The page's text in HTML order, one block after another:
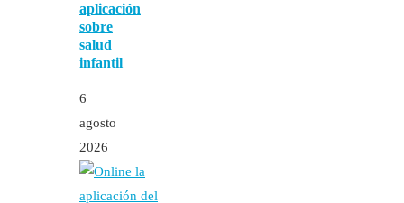
aplicación
sobre
salud
infantil
6
agosto
2026